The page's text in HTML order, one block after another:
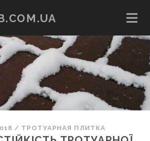
/ ТРОТУАРНАЯ ПЛИТКА